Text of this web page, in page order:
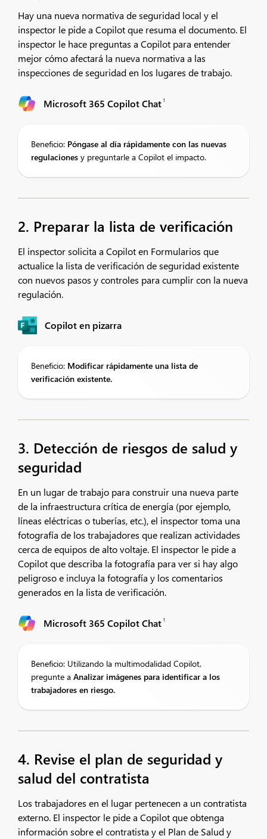
Hay una nueva normativa de seguridad local y el
inspector le pide a Copilot que resuma el documento. El
inspector le hace preguntas a Copilot para entender
mejor cómo afectará la nueva normativa a las
inspecciones de seguridad en los lugares de trabajo.
Microsoft 365 Copilot Chat 1
Beneficio: Póngase al día rápidamente con las nuevas
regulaciones y preguntarle a Copilot el impacto.
2. Preparar la lista de verificación
El inspector solicita a Copilot en Formularios que
actualice la lista de verificación de seguridad existente
con nuevos pasos y controles para cumplir con la nueva
regulación.
Copilot en pizarra
Beneficio: Modificar rápidamente una lista de
verificación existente.
3. Detección de riesgos de salud y
seguridad
En un lugar de trabajo para construir una nueva parte
de la infraestructura crítica de energía (por ejemplo,
líneas eléctricas o tuberías, etc.), el inspector toma una
fotografía de los trabajadores que realizan actividades
cerca de equipos de alto voltaje. El inspector le pide a
Copilot que describa la fotografía para ver si hay algo
peligroso e incluya la fotografía y los comentarios
generados en la lista de verificación.
Microsoft 365 Copilot Chat 1
Beneficio: Utilizando la multimodalidad Copilot,
pregunte a Analizar imágenes para identificar a los
trabajadores en riesgo.
4. Revise el plan de seguridad y
salud del contratista
Los trabajadores en el lugar pertenecen a un contratista
externo. El inspector le pide a Copilot que obtenga
información sobre el contratista y el Plan de Salud y